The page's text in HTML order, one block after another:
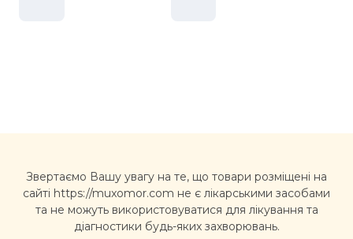
Звертаємо Вашу увагу на те, що товари розміщені на
сайті https://muxomor.com не є лікарськими засобами
та не можуть використовуватися для лікування та
діагностики будь-яких захворювань.